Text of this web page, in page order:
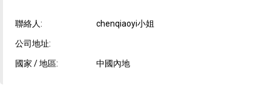
聯絡人: chenqiaoyi小姐
公司地址:
國家 / 地區: 中國內地